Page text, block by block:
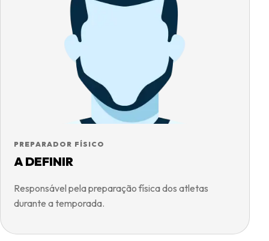
PREPARADOR FÍSICO
A DEFINIR
Responsável pela preparação física dos atletas
durante a temporada.